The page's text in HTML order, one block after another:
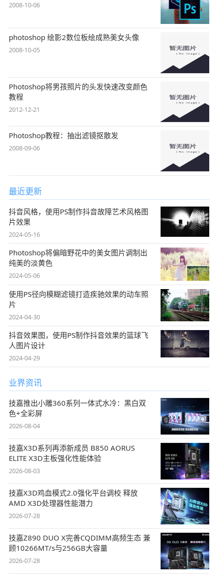
2008-10-06
photoshop 绘影2数位板绘成熟美女头像
2008-10-05
Photoshop将男孩照片的头发快速改变颜色
教程
2012-12-21
Photoshop教程：抽出滤镜抠散发
2008-09-06
最近更新
抖音风格，使用PS制作抖音故障艺术风格图
片效果
2024-05-16
Photoshop将偏暗野花中的美女图片调制出
纯美的淡黄色
2024-05-06
使用PS径向模糊滤镜打造疾驰效果的动车照
片
2024-04-30
抖音效果图，使用PS制作抖音效果的篮球飞
人图片设计
2024-04-29
业界资讯
技嘉推出小雕360系列一体式水冷：黑白双
色+全彩屏
2026-08-04
技嘉X3D系列再添新成员 B850 AORUS
ELITE X3D主板强化性能体验
2026-08-03
技嘉X3D鸡血模式2.0强化平台调校 释放
AMD X3D处理器性能潜力
2026-07-28
技嘉Z890 DUO X完善CQDIMM高频生态 兼
顾10266MT/s与256GB大容量
2026-07-28